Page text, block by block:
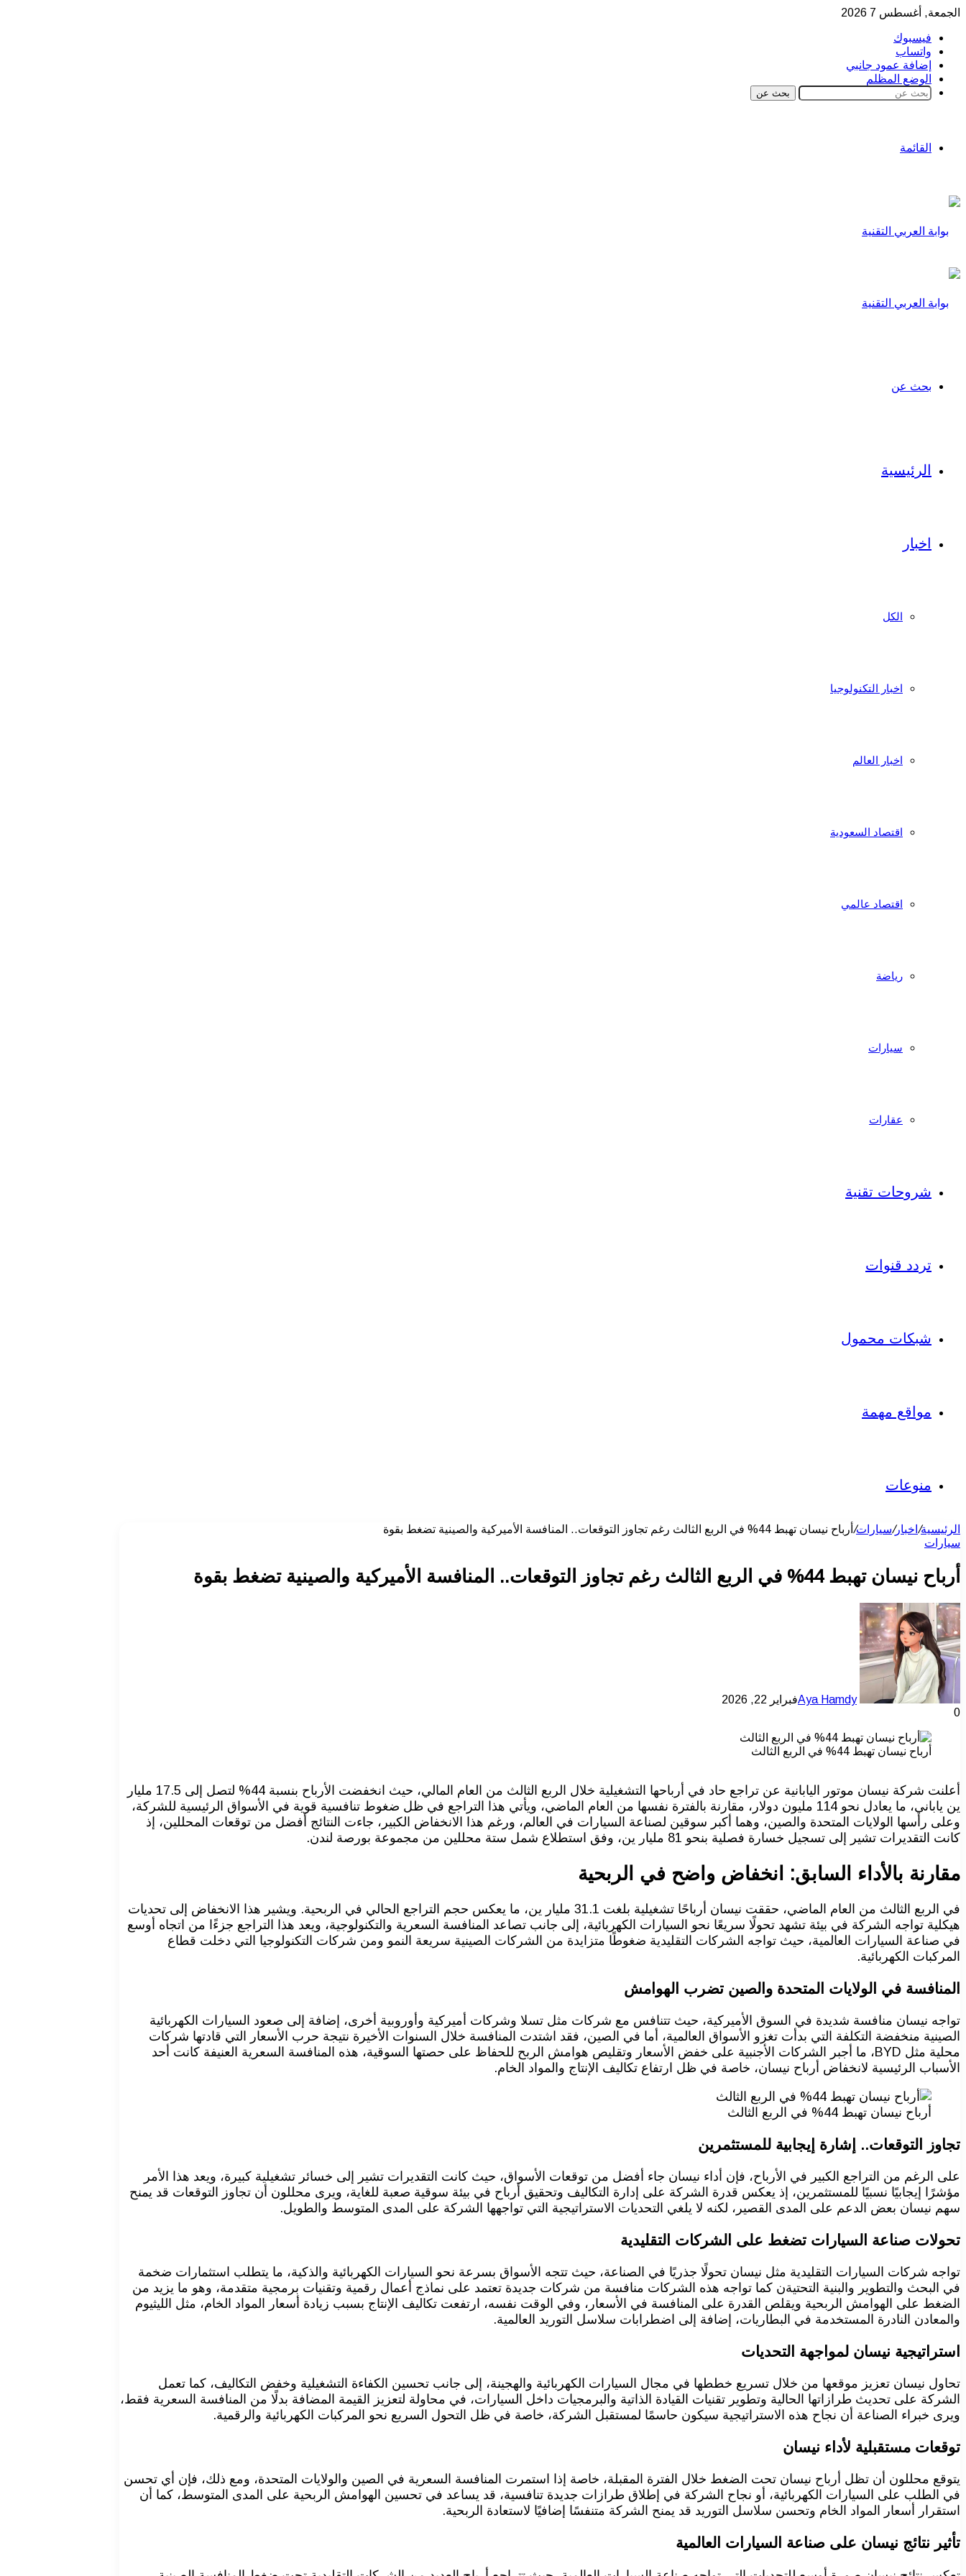
الجمعة, أغسطس 7 2026
فيسبوك
واتساب
إضافة عمود جانبي
الوضع المظلم
بحث عن
القائمة
بحث عن
الرئيسية
اخبار
الكل
اخبار التكنولوجيا
اخبار العالم
اقتصاد السعودية
اقتصاد عالمي
رياضة
سيارات
عقارات
شروحات تقنية
تردد قنوات
شبكات محمول
مواقع مهمة
منوعات
الرئيسية/ اخبار/سيارات/ أرباح نيسان تهبط 44% في الربع الثالث رغم تجاوز التوقعات.. المنافسة الأميركية والصينية تضغط بقوة
سيارات
أرباح نيسان تهبط 44% في الربع الثالث رغم تجاوز التوقعات.. المنافسة الأميركية والصينية تضغط بقوة
Aya Hamdyفبراير 22, 2026
0
أرباح نيسان تهبط 44% في الربع الثالث
أعلنت شركة نيسان موتور اليابانية عن تراجع حاد في أرباحها التشغيلية خلال الربع الثالث من العام المالي، حيث انخفضت الأرباح بنسبة 44% لتصل إلى 17.5 مليار
ين ياباني، ما يعادل نحو 114 مليون دولار، مقارنة بالفترة نفسها من العام الماضي، ويأتي هذا التراجع في ظل ضغوط تنافسية قوية في الأسواق الرئيسية للشركة،
وعلى رأسها الولايات المتحدة والصين، وهما أكبر سوقين لصناعة السيارات في العالم، ورغم هذا الانخفاض الكبير، جاءت النتائج أفضل من توقعات المحللين، إذ
كانت التقديرات تشير إلى تسجيل خسارة فصلية بنحو 81 مليار ين، وفق استطلاع شمل ستة محللين من مجموعة بورصة لندن.
مقارنة بالأداء السابق: انخفاض واضح في الربحية
في الربع الثالث من العام الماضي، حققت نيسان أرباحًا تشغيلية بلغت 31.1 مليار ين، ما يعكس حجم التراجع الحالي في الربحية. ويشير هذا الانخفاض إلى تحديات
هيكلية تواجه الشركة في بيئة تشهد تحولًا سريعًا نحو السيارات الكهربائية، إلى جانب تصاعد المنافسة السعرية والتكنولوجية، ويعد هذا التراجع جزءًا من اتجاه أوسع
في صناعة السيارات العالمية، حيث تواجه الشركات التقليدية ضغوطًا متزايدة من الشركات الصينية سريعة النمو ومن شركات التكنولوجيا التي دخلت قطاع
المركبات الكهربائية.
المنافسة في الولايات المتحدة والصين تضرب الهوامش
تواجه نيسان منافسة شديدة في السوق الأميركية، حيث تتنافس مع شركات مثل تسلا وشركات أميركية وأوروبية أخرى، إضافة إلى صعود السيارات الكهربائية
الصينية منخفضة التكلفة التي بدأت تغزو الأسواق العالمية، أما في الصين، فقد اشتدت المنافسة خلال السنوات الأخيرة نتيجة حرب الأسعار التي قادتها شركات
محلية مثل BYD، ما أجبر الشركات الأجنبية على خفض الأسعار وتقليص هوامش الربح للحفاظ على حصتها السوقية، هذه المنافسة السعرية العنيفة كانت أحد
الأسباب الرئيسية لانخفاض أرباح نيسان، خاصة في ظل ارتفاع تكاليف الإنتاج والمواد الخام.
أرباح نيسان تهبط 44% في الربع الثالث
تجاوز التوقعات.. إشارة إيجابية للمستثمرين
على الرغم من التراجع الكبير في الأرباح، فإن أداء نيسان جاء أفضل من توقعات الأسواق، حيث كانت التقديرات تشير إلى خسائر تشغيلية كبيرة، ويعد هذا الأمر
مؤشرًا إيجابيًا نسبيًا للمستثمرين، إذ يعكس قدرة الشركة على إدارة التكاليف وتحقيق أرباح في بيئة سوقية صعبة للغاية، ويرى محللون أن تجاوز التوقعات قد يمنح
سهم نيسان بعض الدعم على المدى القصير، لكنه لا يلغي التحديات الاستراتيجية التي تواجهها الشركة على المدى المتوسط والطويل.
تحولات صناعة السيارات تضغط على الشركات التقليدية
تواجه شركات السيارات التقليدية مثل نيسان تحولًا جذريًا في الصناعة، حيث تتجه الأسواق بسرعة نحو السيارات الكهربائية والذكية، ما يتطلب استثمارات ضخمة
في البحث والتطوير والبنية التحتيةن كما تواجه هذه الشركات منافسة من شركات جديدة تعتمد على نماذج أعمال رقمية وتقنيات برمجية متقدمة، وهو ما يزيد من
الضغط على الهوامش الربحية ويقلص القدرة على المنافسة في الأسعار، وفي الوقت نفسه، ارتفعت تكاليف الإنتاج بسبب زيادة أسعار المواد الخام، مثل الليثيوم
والمعادن النادرة المستخدمة في البطاريات، إضافة إلى اضطرابات سلاسل التوريد العالمية.
استراتيجية نيسان لمواجهة التحديات
تحاول نيسان تعزيز موقعها من خلال تسريع خططها في مجال السيارات الكهربائية والهجينة، إلى جانب تحسين الكفاءة التشغيلية وخفض التكاليف، كما تعمل
الشركة على تحديث طرازاتها الحالية وتطوير تقنيات القيادة الذاتية والبرمجيات داخل السيارات، في محاولة لتعزيز القيمة المضافة بدلًا من المنافسة السعرية فقط،
ويرى خبراء الصناعة أن نجاح هذه الاستراتيجية سيكون حاسمًا لمستقبل الشركة، خاصة في ظل التحول السريع نحو المركبات الكهربائية والرقمية.
توقعات مستقبلية لأداء نيسان
يتوقع محللون أن تظل أرباح نيسان تحت الضغط خلال الفترة المقبلة، خاصة إذا استمرت المنافسة السعرية في الصين والولايات المتحدة، ومع ذلك، فإن أي تحسن
في الطلب على السيارات الكهربائية، أو نجاح الشركة في إطلاق طرازات جديدة تنافسية، قد يساعد في تحسين الهوامش الربحية على المدى المتوسط، كما أن
استقرار أسعار المواد الخام وتحسن سلاسل التوريد قد يمنح الشركة متنفسًا إضافيًا لاستعادة الربحية.
تأثير نتائج نيسان على صناعة السيارات العالمية